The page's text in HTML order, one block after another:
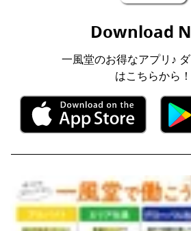
Download
一風堂のお得なアプリ♪
はこちらから！